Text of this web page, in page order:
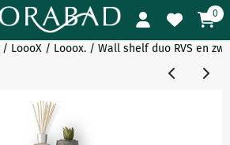
gesloten. 0
/ LoooX / Looox. / Wall shelf duo RVS en